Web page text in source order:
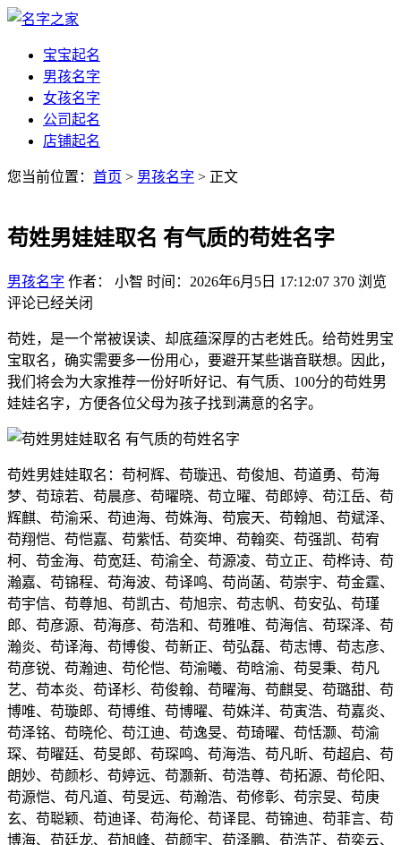
宝宝起名
男孩名字
女孩名字
公司起名
店铺起名
您当前位置： 首页 > 男孩名字 > 正文
苟姓男娃娃取名 有气质的苟姓名字
男孩名字 作者： 小智 时间：2026年6月5日 17:12:07 370 浏览
评论已经关闭
苟姓，是一个常被误读、却底蕴深厚的古老姓氏。给苟姓男宝
宝取名，确实需要多一份用心，要避开某些谐音联想。因此，
我们将会为大家推荐一份好听好记、有气质、100分的苟姓男
娃娃名字，方便各位父母为孩子找到满意的名字。
苟姓男娃娃取名：苟柯辉、苟璇迅、苟俊旭、苟道勇、苟海
梦、苟琼若、苟晨彦、苟曜晓、苟立曜、苟郎婷、苟江岳、苟
辉麒、苟渝采、苟迪海、苟姝海、苟宸天、苟翰旭、苟斌泽、
苟翔恺、苟恺嘉、苟紫恬、苟奕坤、苟翰奕、苟强凯、苟宥
柯、苟金海、苟宽廷、苟渝全、苟源凌、苟立正、苟桦诗、苟
瀚嘉、苟锦程、苟海波、苟译鸣、苟尚菡、苟崇宇、苟金霆、
苟宇信、苟尊旭、苟凯古、苟旭宗、苟志帆、苟安弘、苟瑾
郎、苟彦源、苟海彦、苟浩和、苟雅唯、苟海信、苟琛泽、苟
瀚炎、苟译海、苟博俊、苟新正、苟弘磊、苟志博、苟志彦、
苟彦锐、苟瀚迪、苟伦恺、苟渝曦、苟晗渝、苟旻秉、苟凡
艺、苟本炎、苟译杉、苟俊翰、苟曜海、苟麒旻、苟璐甜、苟
博唯、苟璇郎、苟博维、苟博曜、苟姝洋、苟寅浩、苟嘉炎、
苟泽铭、苟晓伦、苟江迪、苟逸旻、苟琦曜、苟恬灏、苟渝
琛、苟曜廷、苟旻郎、苟琛鸣、苟海浩、苟凡昕、苟超启、苟
朗妙、苟颜杉、苟婷远、苟灏新、苟浩尊、苟拓源、苟伦阳、
苟源恺、苟凡道、苟旻远、苟瀚浩、苟修彰、苟宗旻、苟庚
玄、苟聪颖、苟迪译、苟海伦、苟译昆、苟锦迪、苟菲言、苟
博海、苟廷龙、苟旭峰、苟颜宇、苟泽鹏、苟浩芷、苟奕云、